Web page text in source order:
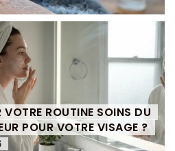
ROUTINE SOINS DU
POUR VOTRE VISAGE ?